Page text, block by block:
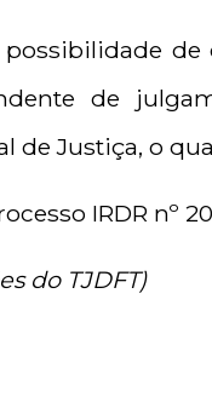
de
de Justiça, o
IRDR nº
do TJDFT)